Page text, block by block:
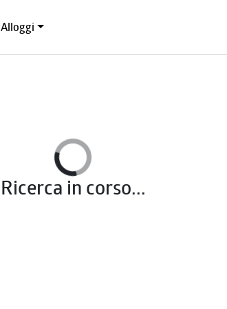
Alloggi
Ricerca in corso...